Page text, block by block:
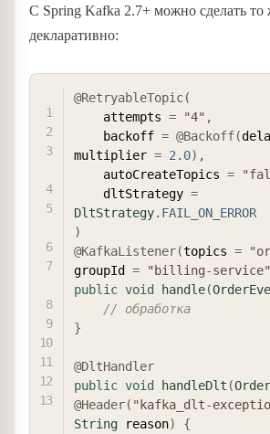
С Spring Kafka 2.7+ можно сделать то
декларативно:
@RetryableTopic(
    attempts
= "4" ,
    backoff
= @Backoff(
multiplier = 2.0) ,
    autoCreateTopics
=
    dltStrategy
=
DltStrategy. FAIL_ON_ERROR
)
@KafkaListener(topics =
groupId = "billing-service"
public void handle(
// обработка
}
@DltHandler
public void handleDlt (
@Header( "kafka_dlt-
String reason)
{